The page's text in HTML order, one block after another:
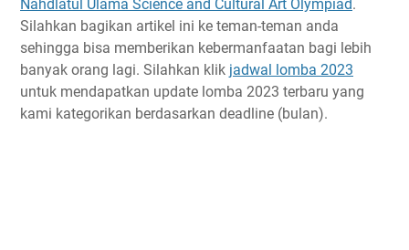
Nahdlatul Ulama Science and Cultural Art Olympiad.
Silahkan bagikan artikel ini ke teman-teman anda
sehingga bisa memberikan kebermanfaatan bagi lebih
banyak orang lagi. Silahkan klik jadwal lomba 2023
untuk mendapatkan update lomba 2023 terbaru yang
kami kategorikan berdasarkan deadline (bulan).